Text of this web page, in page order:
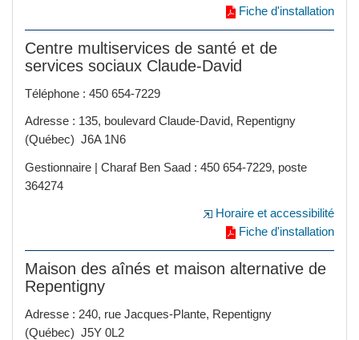
Fiche d'installation
Centre multiservices de santé et de
services sociaux Claude-David
Téléphone : 450 654-7229
Adresse : 135, boulevard Claude-David, Repentigny
(Québec) J6A 1N6
Gestionnaire | Charaf Ben Saad : 450 654-7229, poste
364274
Horaire et accessibilité
Fiche d'installation
Maison des aînés et maison alternative de
Repentigny
Adresse : 240, rue Jacques-Plante, Repentigny
(Québec) J5Y 0L2